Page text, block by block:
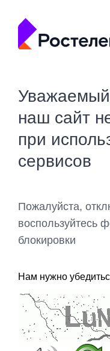
Уважаемый
наш сайт
при
сервисов
Пожалуйста,
воспользуйтесь
блокировки
Нам нужно